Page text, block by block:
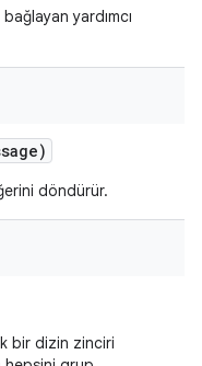
yardımcı
döndürür.
bir dizin zinciri